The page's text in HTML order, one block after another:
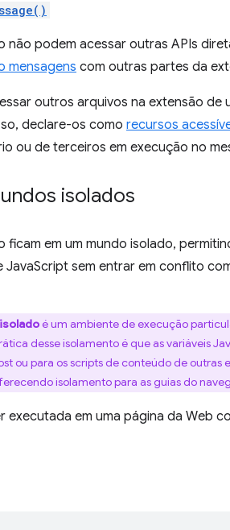
podem acessar outras APIs
mensagens com outras partes da
outros arquivos na extensão
declare-os como recursos
ou de terceiros em execução no
isolados
ficam em um mundo isolado,
JavaScript sem entrar em conflito
é um ambiente de execução
desse isolamento é que as variáveis
ou para os scripts de conteúdo de
isolamento para as guias do
executada em uma página da Web